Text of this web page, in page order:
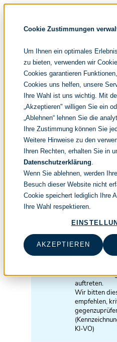
Cookie Zustimmungen
Um Ihnen ein optimales
zu bieten, verwenden wir
Cookies garantieren
Cookies uns helfen, unsere
Ihre Wahl ist uns wichtig. Mit
„Akzeptieren" willigen Sie ein
„Ablehnen“ lehnen Sie die
Ihre Zustimmung können Sie
Weitere Hinweise zu den
Ihren Rechten, erhalten Sie in
Datenschutzerklärung.
Wenn Sie ablehnen, werden
Besuch dieser Website nicht
Cookie speichert lediglich Ihre
Ihre Wahl respektieren.
AKZEPTIEREN
IT & Management Consulting
Data & Analytics
Navigation
überspringen
Fokusthemen
IT Transformation
Künstliche Intelligenz
IT Outsourcing
Merger und Acquisition
Effizienz und
IT-Modernisierung und
Leistungen
IT Strategy
KI-Strategie
Cloud Strategie
IT Financial
IT-Benchmarking
Target Operating
IT Sourcing
IT Sourcing
IT Ausschreibung
Transition &
Transition &
IT Infrastruktur
Cloud Migration
Cloud Transition
Enterprise
IT Projekte
Testmanagement
noventum consulting - DE
Glossar
KI-
enthalten.
Unser Glossar
Da die
inhaltliche
auftreten.
Wir bitten
empfehlen,
KI-VO)